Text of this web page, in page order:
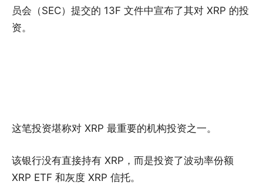
员会（SEC）提交的 13F 文件中宣布了其对 XRP 的投
资。
这笔投资堪称对 XRP 最重要的机构投资之一。
该银行没有直接持有 XRP，而是投资了波动率份额
XRP ETF 和灰度 XRP 信托。